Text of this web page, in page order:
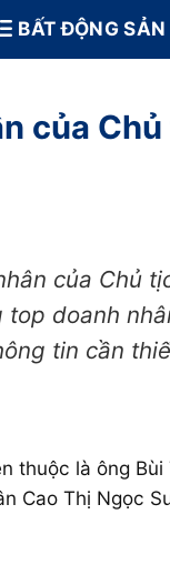
BẤT ĐỘNG SẢN
của
của Chủ
doanh
tin cần
là ông
Cao Thị Ngọc